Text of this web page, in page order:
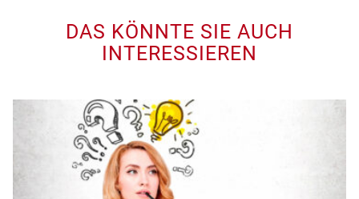
DAS KÖNNTE SIE AUCH
INTERESSIEREN